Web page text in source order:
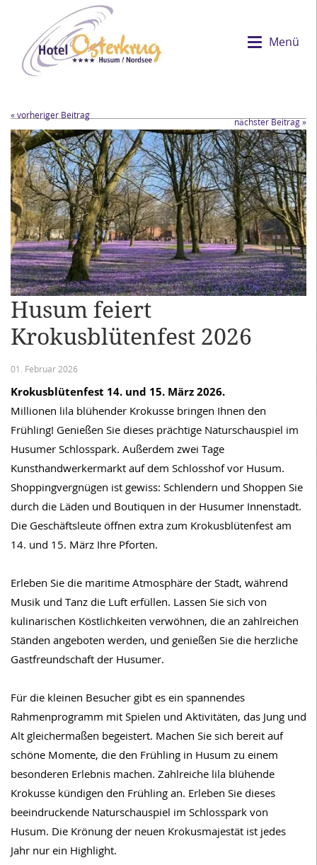
Menü
« vorheriger Beitrag
nächster Beitrag »
Husum feiert
Krokusblütenfest 2026
01. Februar 2026
Krokusblütenfest 14. und 15. März 2026.
Millionen lila blühender Krokusse bringen Ihnen den
Frühling! Genießen Sie dieses prächtige Naturschauspiel im
Husumer Schlosspark. Außerdem zwei Tage
Kunsthandwerkermarkt auf dem Schlosshof vor Husum.
Shoppingvergnügen ist gewiss: Schlendern und Shoppen Sie
durch die Läden und Boutiquen in der Husumer Innenstadt.
Die Geschäftsleute öffnen extra zum Krokusblütenfest am
14. und 15. März Ihre Pforten.
Erleben Sie die maritime Atmosphäre der Stadt, während
Musik und Tanz die Luft erfüllen. Lassen Sie sich von
kulinarischen Köstlichkeiten verwöhnen, die an zahlreichen
Ständen angeboten werden, und genießen Sie die herzliche
Gastfreundschaft der Husumer.
Für die kleinen Besucher gibt es ein spannendes
Rahmenprogramm mit Spielen und Aktivitäten, das Jung und
Alt gleichermaßen begeistert. Machen Sie sich bereit auf
schöne Momente, die den Frühling in Husum zu einem
besonderen Erlebnis machen. Zahlreiche lila blühende
Krokusse kündigen den Frühling an. Erleben Sie dieses
beeindruckende Naturschauspiel im Schlosspark von
Husum. Die Krönung der neuen Krokusmajestät ist jedes
Jahr nur ein Highlight.